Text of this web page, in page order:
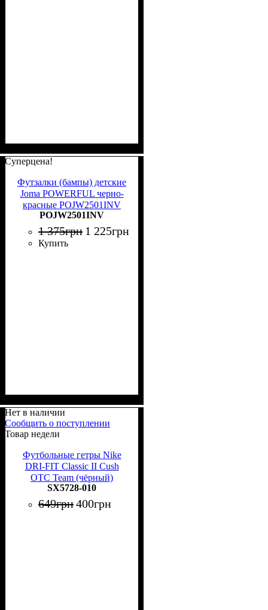
Суперцена!
Футзалки (бампы) детские
Joma POWERFUL черно-
красные POJW2501INV
POJW2501INV
1 375грн 1 225грн
Купить
Нет в наличии
Сообщить о поступлении
Товар недели
Футбольные гетры Nike
DRI-FIT Classic II Cush
OTC Team (чёрный)
SX5728-010
649грн400грн